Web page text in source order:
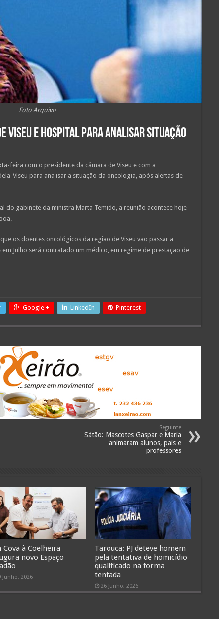
Foto Arquivo
Viseu e hospital para analisar situação
feira com o presidente da câmara de Viseu e com a
Viseu para analisar a situação da oncologia, após alertas de
do gabinete da ministra Marta Temido, a reunião acontece hoje
os doentes oncológicos da região de Viseu vão passar a
Julho será contratado um médico, em regime de prestação de
Google + LinkedIn Pinterest
Seguinte
Sátão: Mascotes Gaspar e Maria
animaram alunos, pais e
professores
Cova à Coelheira
novo Espaço
Junho, 2026
Tarouca: PJ deteve homem
pela tentativa de homicídio
qualificado na forma
tentada
26 Junho, 2026